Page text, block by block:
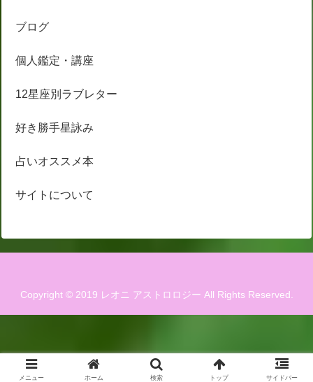
ブログ
個人鑑定・講座
12星座別ラブレター
好き勝手星詠み
占いオススメ本
サイトについて
Copyright © 2019 レオニ アストロロジー All Rights Reserved.
メニュー ホーム 検索 トップ サイドバー